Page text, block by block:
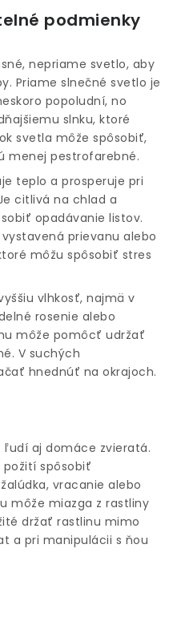
podmienky
nepriame svetlo, aby
Priame slnečné svetlo je
popoludní, no
slnku, ktoré
svetla môže spôsobiť,
menej pestrofarebné.
teplo a prosperuje pri
citlivá na chlad a
opadávanie listov.
prievanu alebo
môžu spôsobiť stres
vlhkosť, najmä v
rosenie alebo
môže pomôcť udržať
V suchých
hnednúť na okrajoch.
aj domáce zvieratá.
požití spôsobiť
vracanie alebo
môže miazga z rastliny
držať rastlinu mimo
a pri manipulácii s ňou